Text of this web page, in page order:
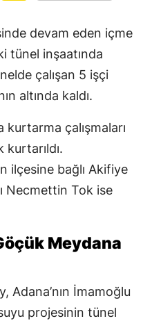
devam eden içme
tünel inşaatında
çalışan 5 işçi
altında kaldı.
çalışmaları
kurtarıldı.
ilçesine bağlı Akifiye
Necmettin Tok ise
Meydana
Adana’nın İmamoğlu
projesinin tünel